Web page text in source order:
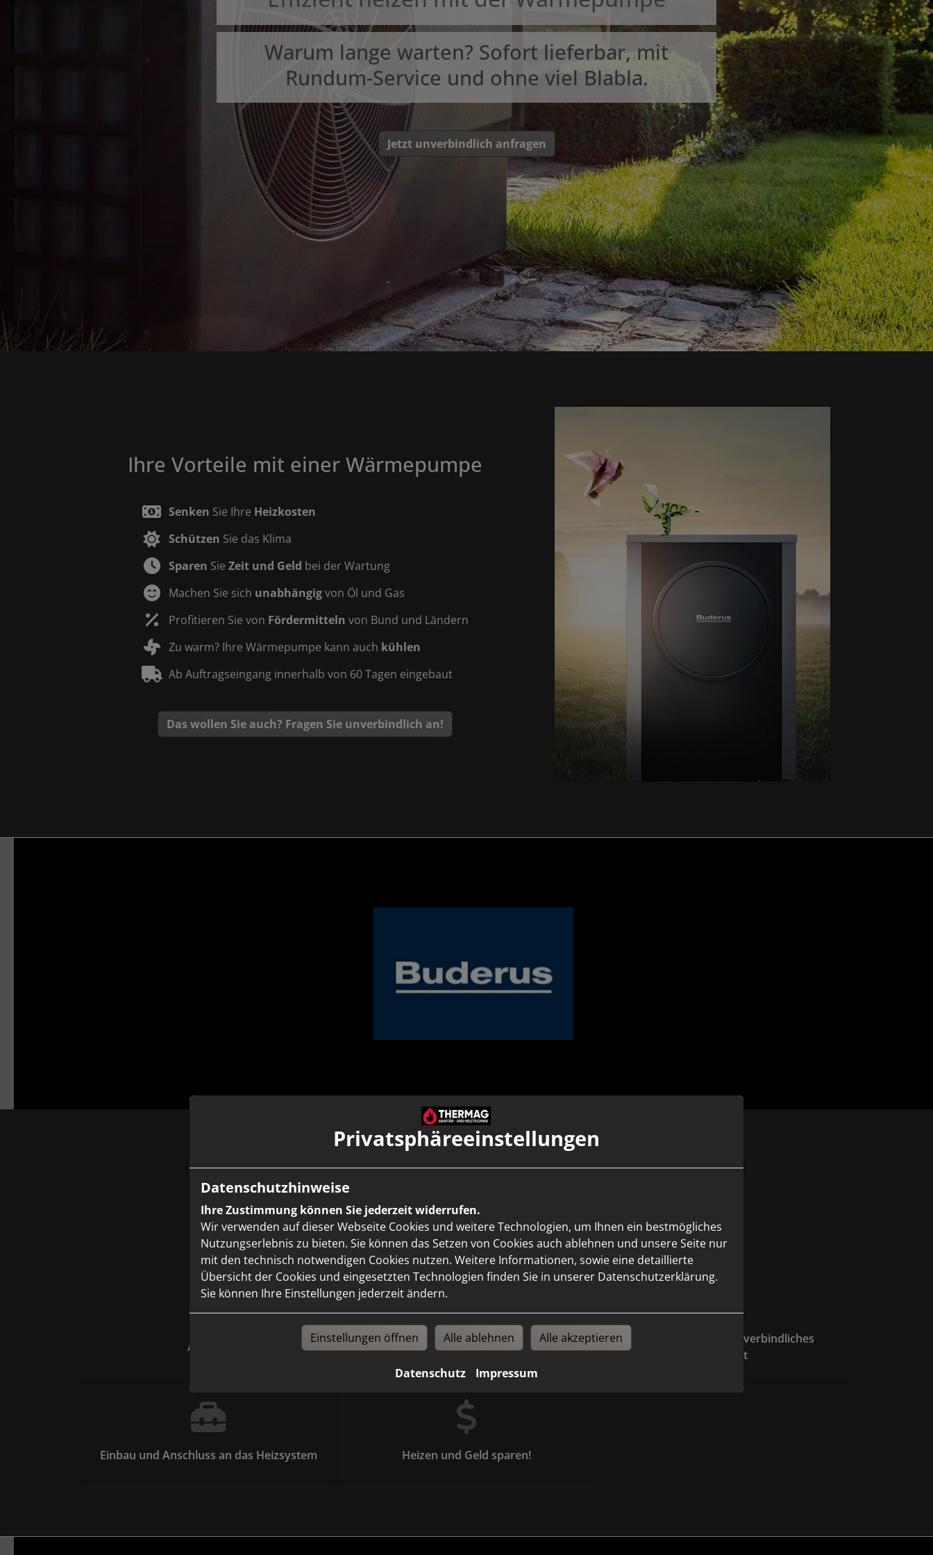
Warum lange warten? Sofort lieferbar, mit
Rundum-Service und ohne viel Blabla.
Jetzt unverbindlich anfragen
Ihre Vorteile mit einer Wärmepumpe
Senken Sie Ihre Heizkosten
Schützen Sie das Klima
Sparen Sie Zeit und Geld bei der Wartung
Machen Sie sich unabhängigvon Öl und Gas
Profitieren Sie von Fördermitteln von Bund und Ländern
Zu warm? Ihre Wärmepumpe kann auch kühlen
Ab Auftragseingang innerhalb von 60 Tagen eingebaut
Das wollen Sie auch? Fragen Sie unverbindlich an!
Ihre Wärmepumpe vom zertifizierten Fachbetrieb
So geht's weiter:
Counter-Fortschritt von 0
Anfrage Vorläufiges Angebot
Vor-Ort-Termin und verbindliches
Angebot
Einbau und Anschluss an das Heizsystem Heizen und Geld sparen!
Privatsphäre­einstellungen
Datenschutzhinweise
Ihre Zustimmung können Sie jederzeit widerrufen.
Wir verwenden auf dieser Webseite Cookies und weitere Technologien, um Ihnen ein bestmögliches
Nutzungserlebnis zu bieten. Sie können das Setzen von Cookies auch ablehnen und unsere Seite nur
mit den technisch notwendigen Cookies nutzen. Weitere Informationen, sowie eine detaillierte
Übersicht der Cookies und eingesetzten Technologien finden Sie in unserer Datenschutzerklärung.
Sie können Ihre Einstellungen jederzeit ändern.
Einstellungen öffnen Alle ablehnen Alle akzeptieren
Datenschutz Impressum